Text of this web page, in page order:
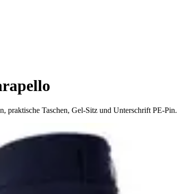
praktische Taschen, Gel-Sitz und Unterschrift PE-Pin.